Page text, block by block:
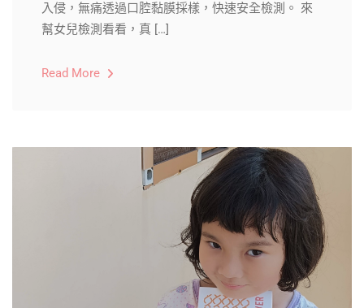
入侵，無痛透過口腔黏膜採樣，快速安全檢測。 來
幫女兒檢測看看，真 […]
Read More